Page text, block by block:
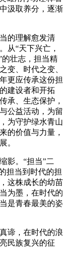
汲取养分，逐渐
的理解愈发清
从“天下兴亡，
的壮志，担当精
变、时代之变、
更应传承这份担
建设者和开拓
承、生态保护，
公益活动，为留
为守护绿水青山
的价值与力量，
。
。“担当”二
担当到时代的担
这株成长的幼苗
为墨，在时代的
是青春最美的姿
谛，在时代的浪
民族复兴的征